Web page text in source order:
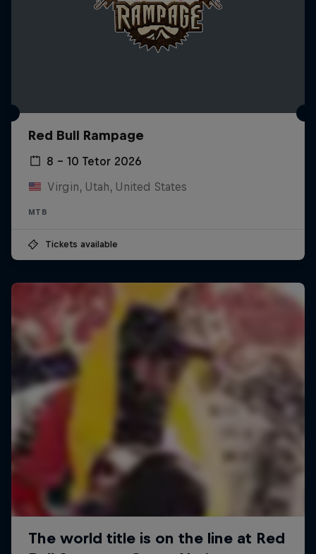
Red Bull Rampage
8 – 10 Tetor 2026
Virgin, Utah, United States
MTB
Tickets available